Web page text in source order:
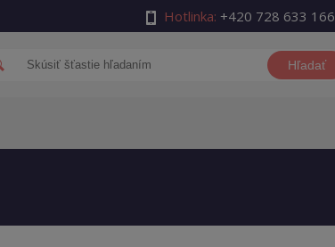
Hotlinka: +420 728 633 166
Hľadať